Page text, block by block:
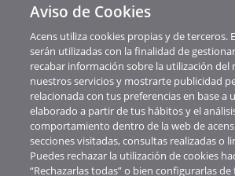
Política de privacidad
Cookies
Contacto
Soporte
Aviso legal
Canal de Denuncias y
Aviso de Cookies
Acens utiliza cookies propias y de terceros.
serán utilizadas con la finalidad de
recabar información sobre la utilización del
nuestros servicios y mostrarte publicidad
relacionada con tus preferencias en base a
elaborado a partir de tus hábitos y el
comportamiento dentro de la web de
secciones visitadas, consultas realizadas o
Puedes rechazar la utilización de cookies
“Rechazarlas todas” o bien configurarlas